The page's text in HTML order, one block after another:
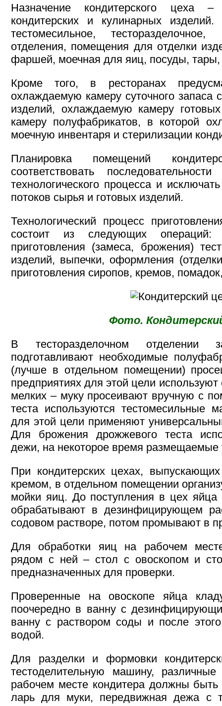
Назначение кондитерского цеха –
кондитерских и кулинарных
тестомесильное,
отделения, помещения для отделки
фаршей, моечная для яиц, посуды, тары,
Кроме того, в ресторанах
охлаждаемую камеру суточного запаса
изделий, охлаждаемую камеру
камеру полуфабрикатов, в которой
моечную инвентаря и стерилизации
Планировка помещений
соответствовать
технологического процесса и
потоков сырья и готовых изделий.
Технологический процесс
состоит из следующих
приготовления (замеса, брожения)
изделий, выпечки, оформления
приготовления сиропов, кремов,
Фото.
В тесторазделочном отделении
подготавливают необходимые
(лучше в отдельном помещении)
предприятиях для этой цели
мелких – муку просеивают вручную с
теста используются тестомесильные
для этой цели применяют
Для брожения дрожжевого теста
дежи, на некоторое время размещаемые
При кондитерских цехах,
кремом, в отдельном помещении
мойки яиц. До поступления в цех яйца
обрабатывают в дезинфицирующем
содовом растворе, потом промывают в
Для обработки яиц на рабочем
рядом с ней – стол с овоскопом и
предназначенных для проверки.
Проверенные на овоскопе яйца
поочередно в ванну с
ванну с раствором соды и после
водой.
Для разделки и формовки
тестоделительную машину,
рабочем месте кондитера должны быть
ларь для муки, передвижная дежа с